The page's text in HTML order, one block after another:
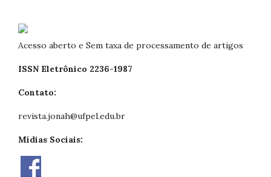
Acesso aberto e Sem taxa de processamento de artigos
ISSN Eletrônico 2236-1987
Contato:
revista.jonah@ufpel.edu.br
Mídias Sociais: